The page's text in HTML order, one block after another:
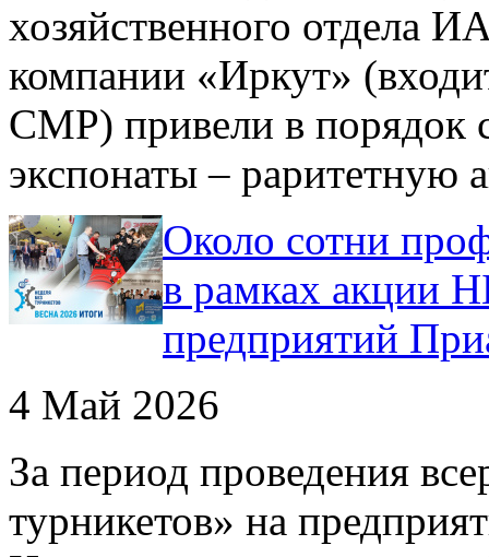
хозяйственного отдела
компании «Иркут»
СМР) привели в порядок
экспонаты – раритетную
Около сотни
в рамках акции
предприятий
4 Май 2026
За период проведения
турникетов» на